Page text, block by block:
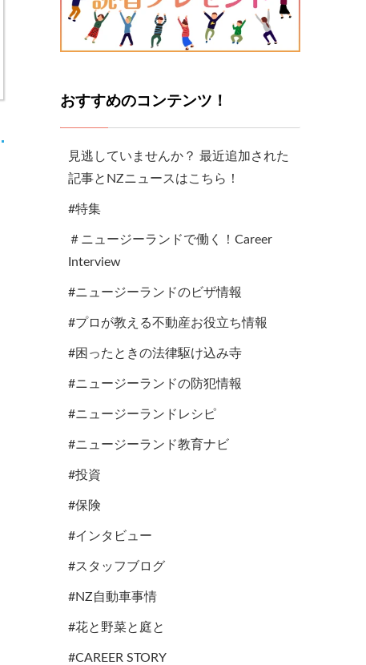
おすすめのコンテンツ！
見逃していませんか？ 最近追加された
記事とNZニュースはこちら！
#特集
＃ニュージーランドで働く！Career
Interview
#ニュージーランドのビザ情報
#プロが教える不動産お役立ち情報
#困ったときの法律駆け込み寺
#ニュージーランドの防犯情報
#ニュージーランドレシピ
#ニュージーランド教育ナビ
#投資
#保険
#インタビュー
#スタッフブログ
#NZ自動車事情
#花と野菜と庭と
#CAREER STORY